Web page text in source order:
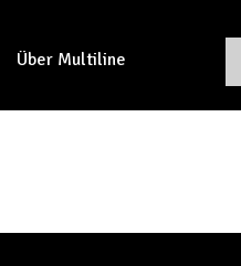
Über Multiline